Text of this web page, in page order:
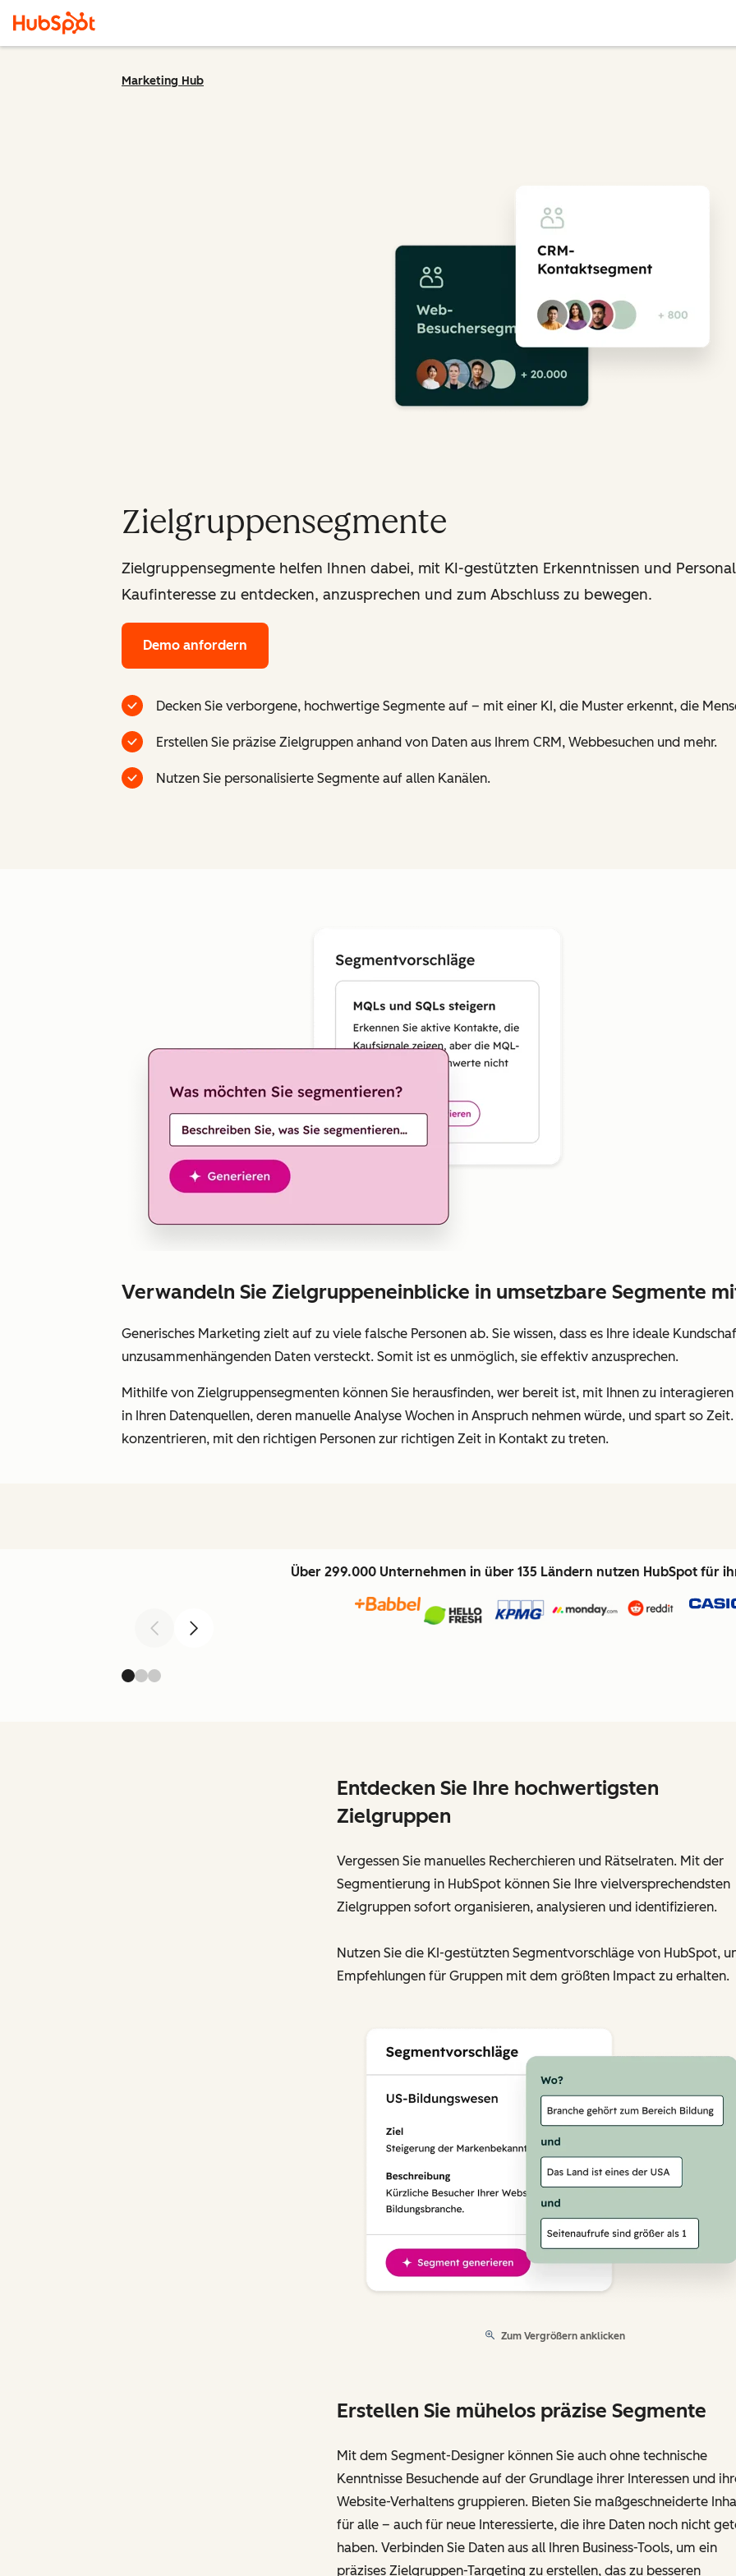
Marketing Hub
Zielgruppensegmente
Zielgruppensegmente helfen Ihnen dabei, mit KI-gestützten Erkenntnissen und
Kaufinteresse zu entdecken, anzusprechen und zum Abschluss zu bewegen.
Demo anfordern
Decken Sie verborgene, hochwertige Segmente auf – mit einer KI, die Muster erkennt, die
Erstellen Sie präzise Zielgruppen anhand von Daten aus Ihrem CRM, Webbesuchen und mehr.
Nutzen Sie personalisierte Segmente auf allen Kanälen.
Verwandeln Sie Zielgruppeneinblicke in umsetzbare Segmente
Generisches Marketing zielt auf zu viele falsche Personen ab. Sie wissen, dass es Ihre ideale
unzusammenhängenden Daten versteckt. Somit ist es unmöglich, sie effektiv anzusprechen.
Mithilfe von Zielgruppensegmenten können Sie herausfinden, wer bereit ist, mit Ihnen zu
in Ihren Datenquellen, deren manuelle Analyse Wochen in Anspruch nehmen würde, und spart so
konzentrieren, mit den richtigen Personen zur richtigen Zeit in Kontakt zu treten.
Über 299.000 Unternehmen in über 135 Ländern nutzen HubSpot für
ZurückWeiter
Entdecken Sie Ihre hochwertigsten
Zielgruppen
Vergessen Sie manuelles Recherchieren und Rätselraten. Mit der
Segmentierung in HubSpot können Sie Ihre vielversprechendsten
Zielgruppen sofort organisieren, analysieren und identifizieren.
Nutzen Sie die KI-gestützten Segmentvorschläge von HubSpot,
Empfehlungen für Gruppen mit dem größten Impact zu erhalten.
Zum Vergrößern anklicken
Erstellen Sie mühelos präzise Segmente
Mit dem Segment-Designer können Sie auch ohne technische
Kenntnisse Besuchende auf der Grundlage ihrer Interessen und
Website-Verhaltens gruppieren. Bieten Sie maßgeschneiderte
für alle – auch für neue Interessierte, die ihre Daten noch nicht
haben. Verbinden Sie Daten aus all Ihren Business-Tools, um ein
präzises Zielgruppen-Targeting zu erstellen, das zu besseren